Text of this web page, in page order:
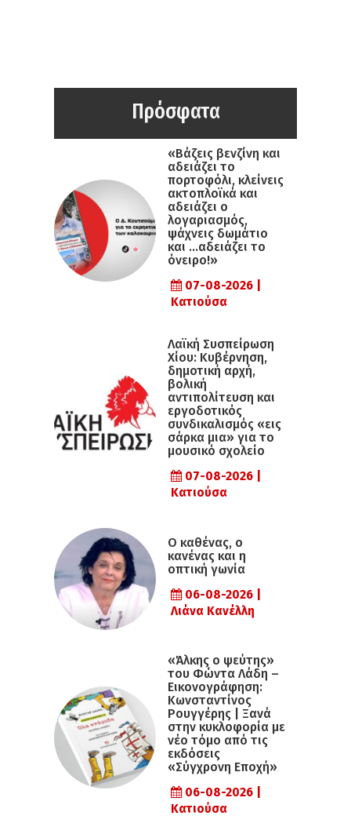
Πρόσφατα
«Βάζεις βενζίνη και
αδειάζει το
πορτοφόλι, κλείνεις
ακτοπλοϊκά και
αδειάζει ο
λογαριασμός,
ψάχνεις δωμάτιο
και …αδειάζει το
όνειρο!»
07-08-2026 |
Κατιούσα
Λαϊκή Συσπείρωση
Χίου: Κυβέρνηση,
δημοτική αρχή,
βολική
αντιπολίτευση και
εργοδοτικός
συνδικαλισμός «εις
σάρκα μια» για το
μουσικό σχολείο
07-08-2026 |
Κατιούσα
Ο καθένας, ο
κανένας και η
οπτική γωνία
06-08-2026 |
Λιάνα Κανέλλη
«Άλκης ο ψεύτης»
του Φώντα Λάδη –
Εικονογράφηση:
Κωνσταντίνος
Ρουγγέρης | Ξανά
στην κυκλοφορία με
νέο τόμο από τις
εκδόσεις
«Σύγχρονη Εποχή»
06-08-2026 |
Κατιούσα